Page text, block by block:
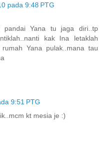
pada 9:48 PTG
pandai Yana tu jaga diri..tp
kak Ina letaklah
Yana pulak..mana tau
9:51 PTG
kt mesia je :)